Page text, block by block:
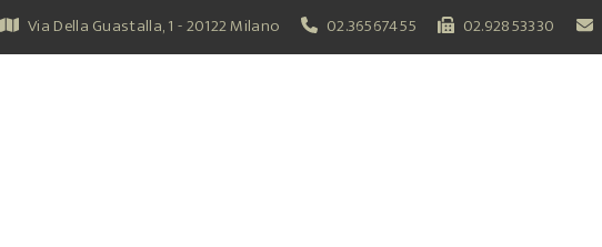
Skip
to
content
Via Della Guastalla, 1 - 20122 Milano 02.36567455 02.92853330